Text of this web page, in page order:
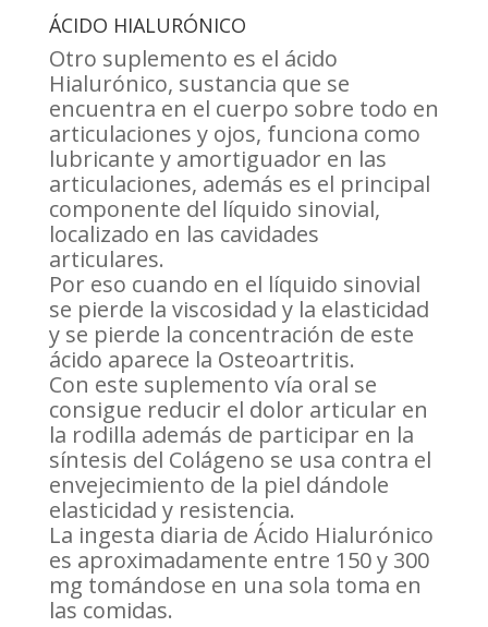
ÁCIDO HIALURÓNICO
Otro suplemento es el ácido
Hialurónico, sustancia que se
encuentra en el cuerpo sobre todo en
articulaciones y ojos, funciona como
lubricante y amortiguador en las
articulaciones, además es el principal
componente del líquido sinovial,
localizado en las cavidades
articulares.
Por eso cuando en el líquido sinovial
se pierde la viscosidad y la elasticidad
y se pierde la concentración de este
ácido aparece la Osteoartritis.
Con este suplemento vía oral se
consigue reducir el dolor articular en
la rodilla además de participar en la
síntesis del Colágeno se usa contra el
envejecimiento de la piel dándole
elasticidad y resistencia.
La ingesta diaria de Ácido Hialurónico
es aproximadamente entre 150 y 300
mg tomándose en una sola toma en
las comidas.